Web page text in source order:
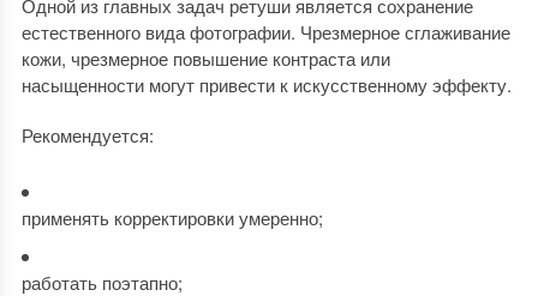
Одной из главных задач ретуши является сохранение
естественного вида фотографии. Чрезмерное сглаживание
кожи, чрезмерное повышение контраста или
насыщенности могут привести к искусственному эффекту.
Рекомендуется:
применять корректировки умеренно;
работать поэтапно;